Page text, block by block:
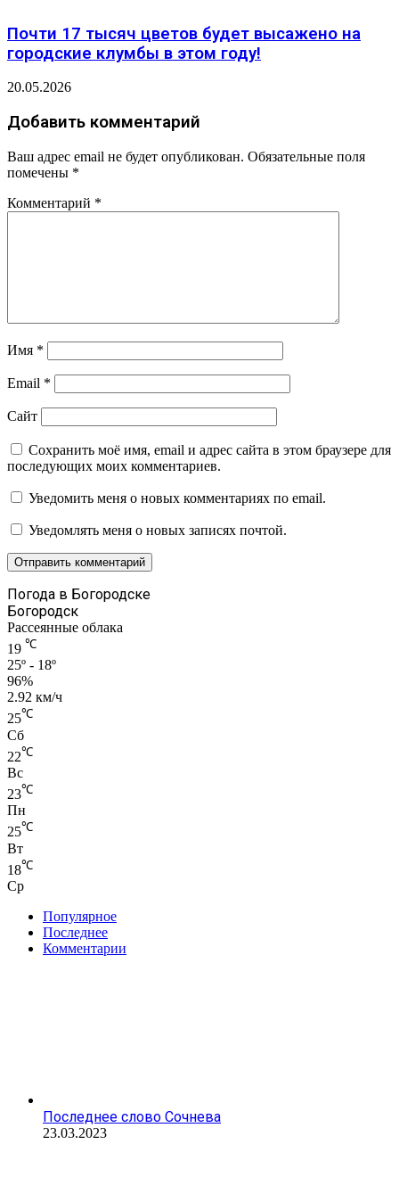
Почти 17 тысяч цветов будет высажено на
городские клумбы в этом году!
20.05.2026
Добавить комментарий
Ваш адрес email не будет опубликован. Обязательные поля
помечены *
Комментарий *
Имя *
Email *
Сайт
Сохранить моё имя, email и адрес сайта в этом браузере для
последующих моих комментариев.
Уведомить меня о новых комментариях по email.
Уведомлять меня о новых записях почтой.
Погода в Богородске
Богородск
Рассеянные облака
19 ℃
25º - 18º
96%
2.92 км/ч
25℃
Сб
22℃
Вс
23℃
Пн
25℃
Вт
18℃
Ср
Популярное
Последнее
Комментарии
Последнее слово Сочнева
23.03.2023